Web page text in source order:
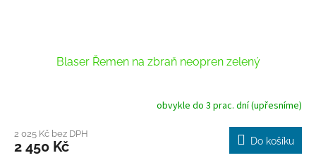
Blaser Řemen na zbraň neopren zelený
obvykle do 3 prac. dní (upřesníme)
2 025 Kč bez DPH
2 450 Kč Do košíku